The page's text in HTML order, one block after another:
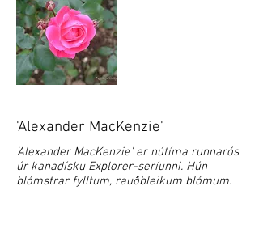
'Alexander MacKenzie'
'Alexander MacKenzie' er nútíma runnarós
úr kanadísku Explorer-seríunni. Hún
blómstrar fylltum, rauðbleikum blómum.